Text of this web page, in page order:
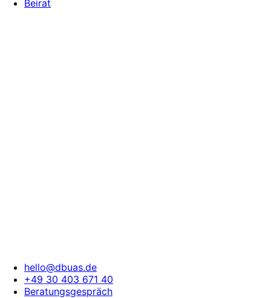
Beirat
hello@dbuas.de
+49 30 403 671 40
Beratungsgespräch